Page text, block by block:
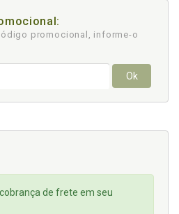
promocional, informe-o
Ok
de frete em seu